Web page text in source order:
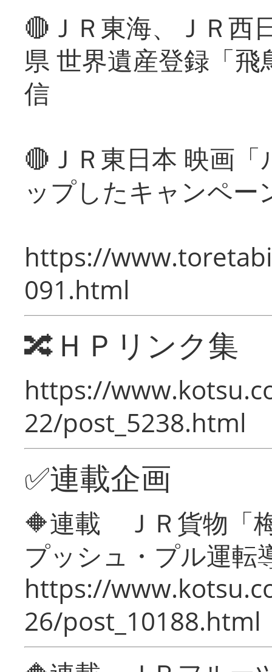
🔴ＪＲ東海、ＪＲ西
県 世界遺産登録「
信
🔴ＪＲ東日本 映画
ップしたキャンペー
https://
091.html
🔀ＨＰリンク集
https://
22/post_5238.html
✅連載企画
🔶連載 ＪＲ貨物「
プッシュ・プル運転
https://
26/post_10188.html